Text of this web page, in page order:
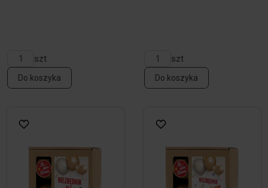
szt
Do koszyka
szt
Do koszyka